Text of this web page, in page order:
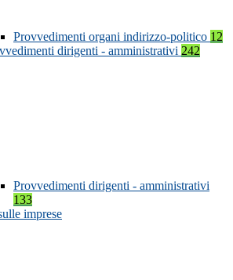
Provvedimenti organi indirizzo-politico 12
dirigenti - amministrativi 242
Provvedimenti dirigenti - amministrativi
133
imprese